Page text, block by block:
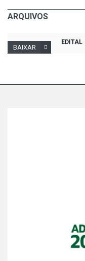
ARQUIVOS
BAIXAR
EDITAL